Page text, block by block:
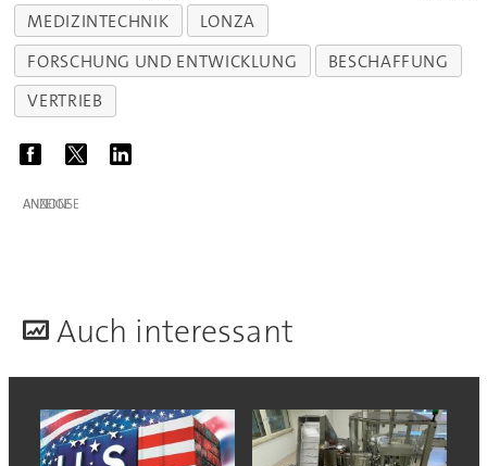
MEDIZINTECHNIK
LONZA
FORSCHUNG UND ENTWICKLUNG
BESCHAFFUNG
VERTRIEB
ANZEIGE
Auch interessant